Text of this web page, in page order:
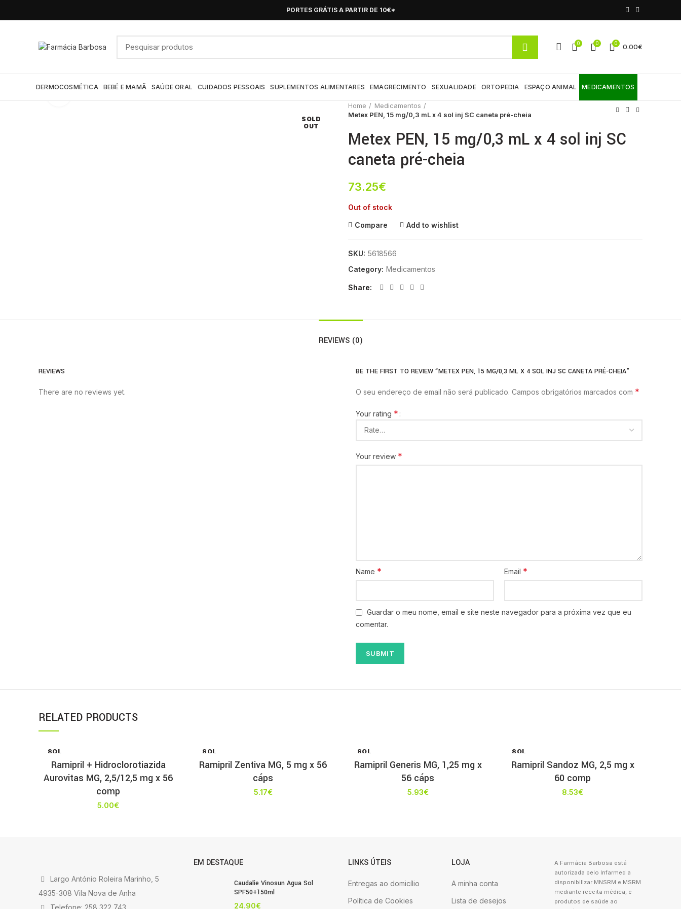
PORTES GRÁTIS A PARTIR DE 10€*
0 0 0 0.00€
DERMOCOSMÉTICA BEBÉ E MAMÃ SAÚDE ORAL CUIDADOS PESSOAIS SUPLEMENTOS ALIMENTARES EMAGRECIMENTO SEXUALIDADE ORTOPEDIA ESPAÇO ANIMAL MEDICAMENTOS
SOLD
OUT
Home
Medicamentos
Metex PEN, 15 mg/0,3 mL x 4 sol inj SC caneta pré-cheia
Metex PEN, 15 mg/0,3 mL x 4 sol inj SC
caneta pré-cheia
73.25€
Out of stock
Compare Add to wishlist
SKU: 5618566
Category: Medicamentos
Share
REVIEWS (0)
REVIEWS
There are no reviews yet.
BE THE FIRST TO REVIEW “METEX PEN, 15 MG/0,3 ML X 4 SOL INJ SC CANETA PRÉ-CHEIA”
O seu endereço de email não será publicado. Campos obrigatórios marcados com *
Your rating *
Your review *
Name * Email *
Guardar o meu nome, email e site neste navegador para a próxima vez que eu
comentar.
RELATED PRODUCTS
SOL
T
Ramipril + Hidroclorotiazida
Aurovitas MG, 2,5/12,5 mg x 56
comp
5.00€
SOL
T
Ramipril Zentiva MG, 5 mg x 56
cáps
5.17€
SOL
T
Ramipril Generis MG, 1,25 mg x
56 cáps
5.93€
SOL
T
Ramipril Sandoz MG, 2,5 mg x
60 comp
8.53€
Largo António Roleira Marinho, 5
4935-308 Vila Nova de Anha
Telefone: 258 322 743
EM DESTAQUE
Caudalie Vinosun Agua Sol
SPF50+150ml
24.90€
LINKS ÚTEIS
Entregas ao domicílio
Política de Cookies
LOJA
A minha conta
Lista de desejos
A Farmácia Barbosa está
autorizada pelo Infarmed a
disponibilizar MNSRM e MSRM
mediante receita médica, e
produtos de saúde ao